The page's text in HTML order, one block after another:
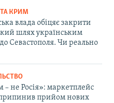
ТА КРИМ
влада обіцяє закрити
шлях українським
Севастополя. Чи реально
– не Росія»: маркетплейс
прийом нових